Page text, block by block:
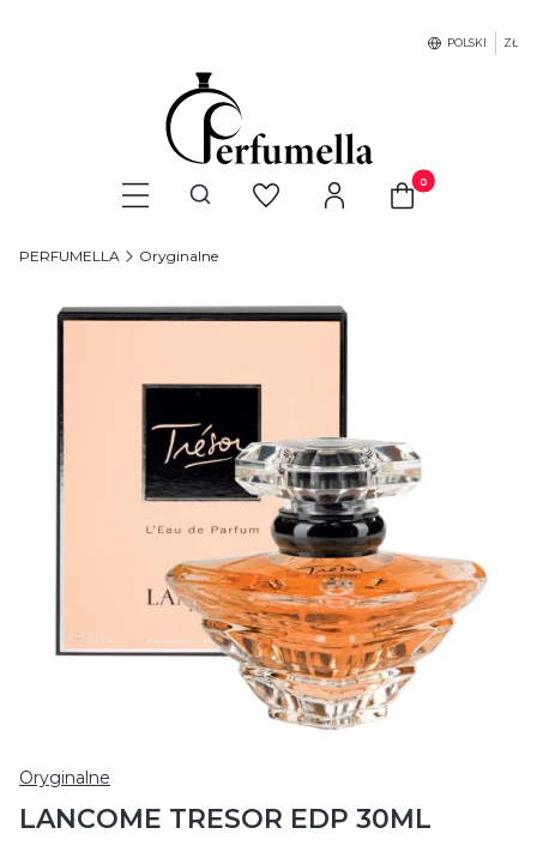
POLSKI ZŁ
Otwórz wyszukiwarkę Produkty w
PERFUMELLA Oryginalne
Oryginalne
LANCOME TRESOR EDP 30ML